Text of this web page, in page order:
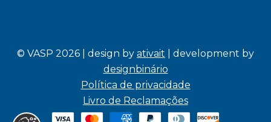
© VASP 2026 | design by ativait | development by
designbinário
Política de privacidade
Livro de Reclamações